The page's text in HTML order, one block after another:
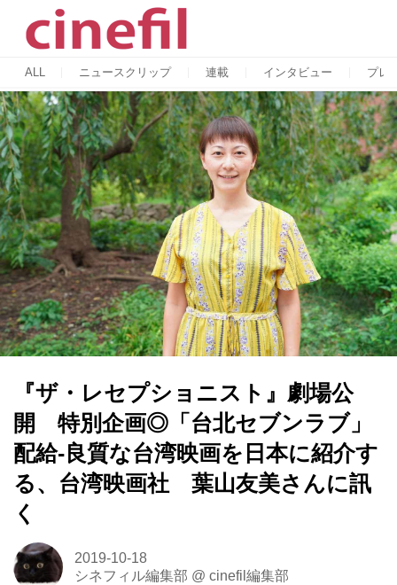
ALL ニュースクリップ 連載 インタビュー プレ
『ザ・レセプショニスト』劇場公
開 特別企画◎「台北セブンラブ」
配給-良質な台湾映画を日本に紹介す
る、台湾映画社 葉山友美さんに訊
く
2019-10-18
シネフィル編集部 @ cinefil編集部